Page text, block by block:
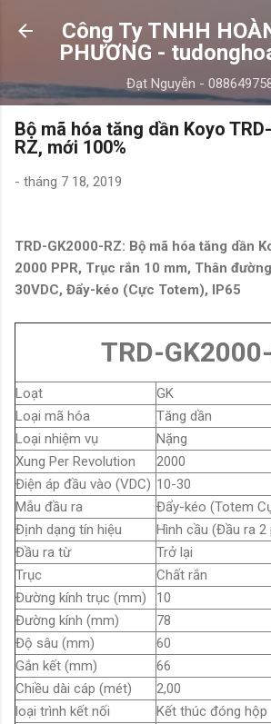
Chuyển đến nội dung
Công Ty TNHH
PHƯƠNG -
Đạt Nguyễn -
Bộ mã hóa tăng dần Koyo
RZ, mới 100%
- tháng 7 18, 2019
TRD-GK2000-RZ: Bộ mã hóa tăng dần
2000 PPR, Trục rắn 10 mm, Thân
30VDC, Đẩy-kéo (Cực Totem), IP65
TRD-
Loạt
GK
Loại mã hóa
Tăng dần
Loại nhiệm vụ
Nặng
Xung Per Revolution
2000
Điện áp đầu vào (VDC) 10-30
Mẫu đầu ra
Đẩy-kéo (Totem
Định dạng tín hiệu
Hình cầu (Đầu ra
Đầu ra từ
Trở lại
Trục
Chất rắn
Đường kính trục (mm)
10
Đường kính (mm)
78
Độ sâu (mm)
60
Gắn kết (mm)
66
Chiều dài cáp (mét)
2,00
loại trình kết nối
Kết thúc đóng hộp